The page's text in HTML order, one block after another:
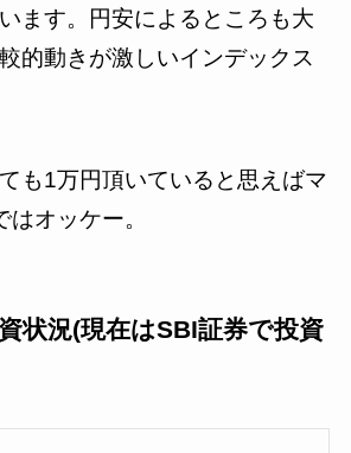
ます。円安によるところも大
的動きが激しいインデックス
も1万円頂いていると思えばマ
オッケー。
状況(現在はSBI証券で投資